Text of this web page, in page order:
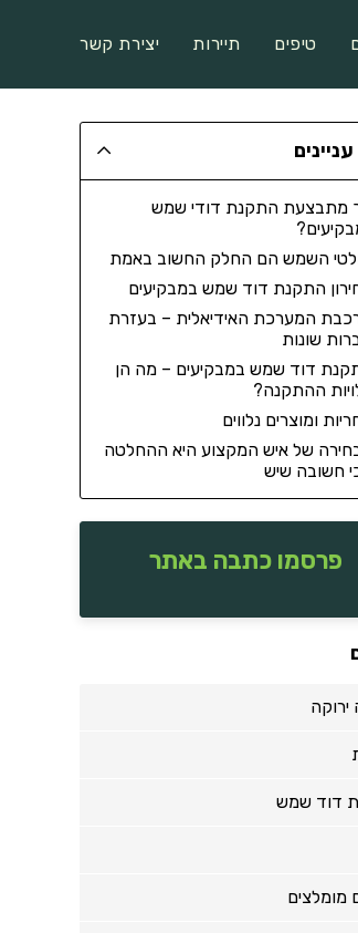
טיפים תיירות יצירת קשר
מתבצעת התקנת דודי שמש
השמש הם החלק החשוב באמת
התקנת דוד שמש במבקיעים
המערכת האידיאלית – בעזרת
שונות
דוד שמש במבקיעים – מה הן
ההתקנה?
ומוצרים נלווים
של איש המקצוע היא ההחלטה
חשובה שיש
פרסמו כתבה באתר
ירוקה
דוד שמש
מומלצים